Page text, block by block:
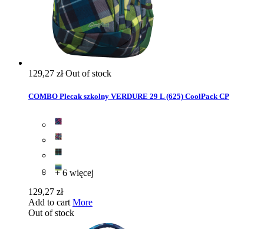
129,27 złOut of stock
COMBO Plecak szkolny VERDURE 29 L (625) CoolPack CP
+ 6 więcej
129,27 zł
Add to cart More
Out of stock